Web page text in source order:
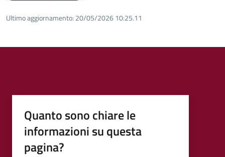
Ultimo aggiornamento: 20/05/2026 10:25.11
Quanto sono chiare le
informazioni su questa
pagina?